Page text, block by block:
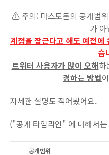
⚠ 주의: 마스토돈의 공개범
가
계정을 잠근다고 해도 예전에
습
트위터 사용자가 많이 오해하
경하는 방법
자세한 설명도 적어봤어요.
("공개 타임라인" 에 대해서
공개범위